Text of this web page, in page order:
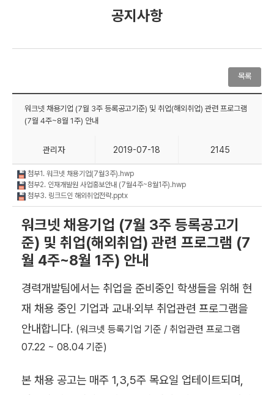
공지사항
목록
워크넷 채용기업 (7월 3주 등록공고기준) 및 취업(해외취업) 관련 프로그램
(7월 4주~8월 1주) 안내
관리자 2019-07-18 2145
첨부1. 워크넷 채용기업(7월3주).hwp
첨부2. 인재개발원 사업홍보안내 (7월4주~8월1주).hwp
첨부3. 링크드인 해외취업전략.pptx
워크넷 채용기업 (7월 3주 등록공고기
준) 및 취업(해외취업) 관련 프로그램 (7
월 4주~8월 1주) 안내
경력개발팀에서는 취업을 준비중인 학생들을 위해 현
재 채용 중인 기업과 교내·외부 취업관련 프로그램을
안내합니다. (워크넷 등록기업 기준 / 취업관련 프로그램
07.22 ~ 08.04 기준)
본 채용 공고는 매주 1,3,5주 목요일 업테이트되며,